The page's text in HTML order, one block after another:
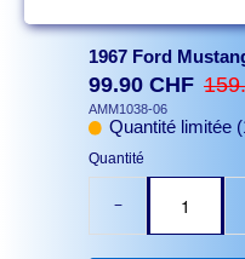
1967 Ford
99.90 CHF
AMM1038-06
Quantité limitée
Quantité
−